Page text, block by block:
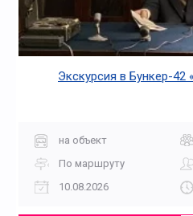
Экскурсия в Бункер-42
на объект
По маршруту
10.08.2026